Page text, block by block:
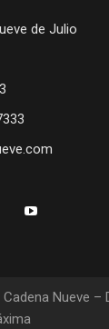
de Julio
Cadena Nueve –